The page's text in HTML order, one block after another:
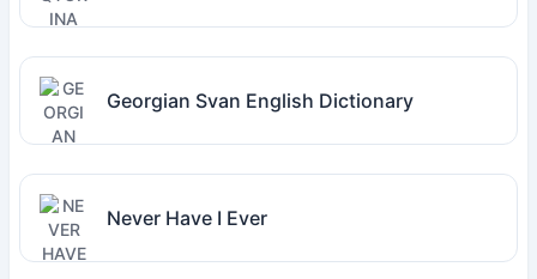
Georgian Svan English Dictionary
Never Have I Ever